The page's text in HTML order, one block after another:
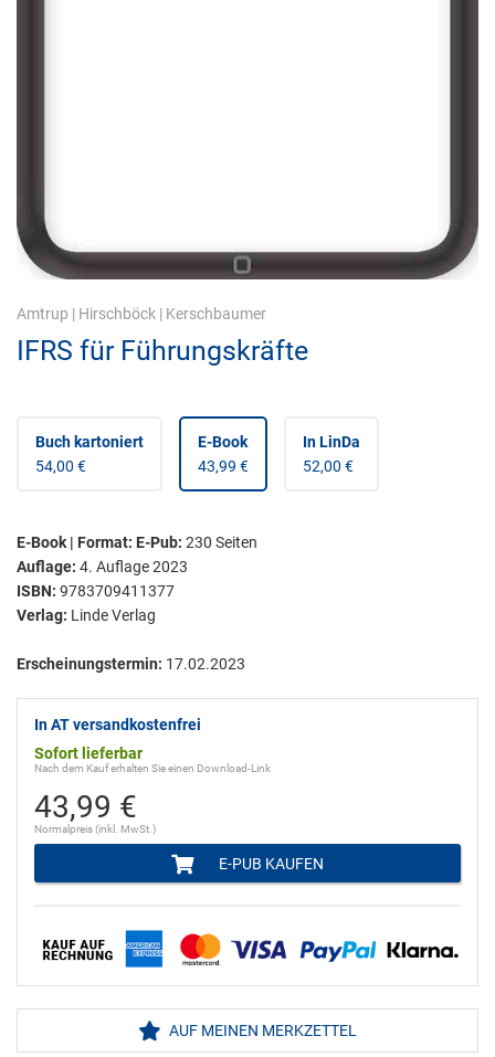
Amtrup | Hirschböck | Kerschbaumer
IFRS für Führungskräfte
Buch kartoniert
54,00 €
E-Book
43,99 €
In LinDa
52,00 €
E-Book | Format: E-Pub: 230 Seiten
Auflage: 4. Auflage 2023
ISBN: 9783709411377
Verlag: Linde Verlag
Erscheinungstermin: 17.02.2023
In AT versandkostenfrei
Sofort lieferbar
Nach dem Kauf erhalten Sie einen Download-Link
43,99 €
Normalpreis (inkl. MwSt.)
E-PUB KAUFEN
AUF MEINEN MERKZETTEL